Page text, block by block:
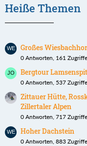
Heiße Themen
Großes
0 Antworten, 161
Bergtour
0 Antworten, 537
Zittauer Hütte,
Zillertaler Alpen
0 Antworten, 717
Hoher Dachstein
0 Antworten, 883